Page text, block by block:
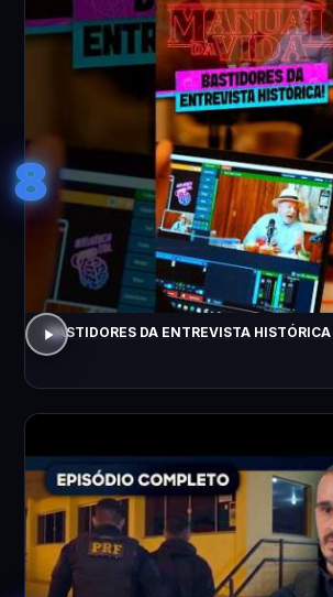
8
BASTIDORES DA ENTREVISTA HISTÓRICA